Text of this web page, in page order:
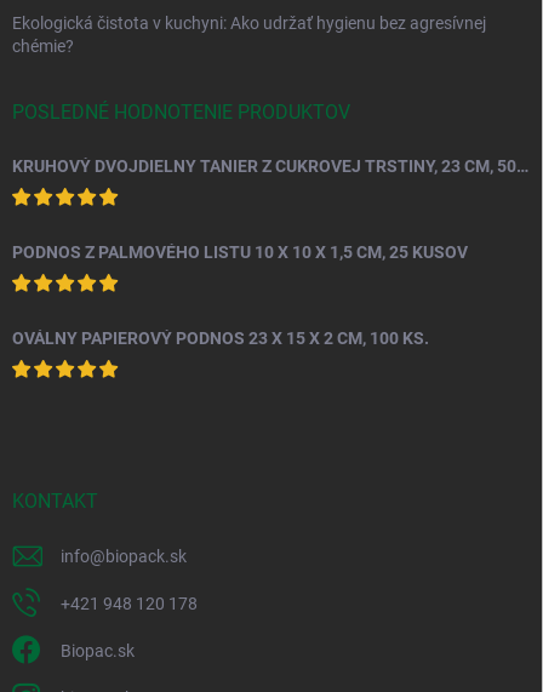
Ekologická čistota v kuchyni: Ako udržať hygienu bez agresívnej
chémie?
POSLEDNÉ HODNOTENIE PRODUKTOV
KRUHOVÝ DVOJDIELNY TANIER Z CUKROVEJ TRSTINY, 23 CM, 50 KS.
PODNOS Z PALMOVÉHO LISTU 10 X 10 X 1,5 CM, 25 KUSOV
OVÁLNY PAPIEROVÝ PODNOS 23 X 15 X 2 CM, 100 KS.
KONTAKT
info@biopack.sk
+421 948 120 178
Biopac.sk